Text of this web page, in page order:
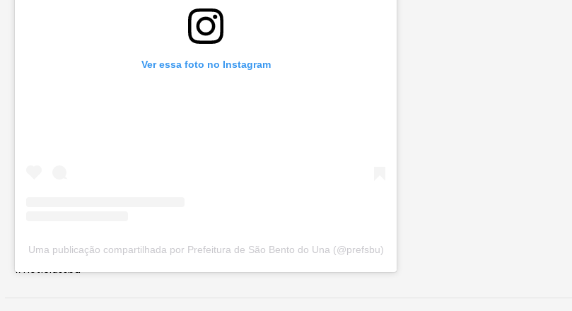
Ver essa foto no Instagram
Uma publicação compartilhada por Prefeitura de São Bento do Una (@prefsbu)
#notíciassbu